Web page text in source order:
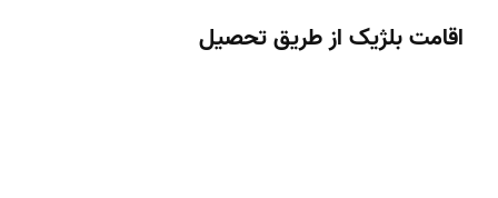
اقامت بلژیک از طریق تحصیل